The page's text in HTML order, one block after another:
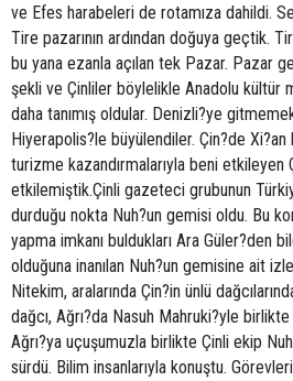
ve Efes harabeleri de rotamıza dahildi.
Tire pazarının ardından doğuya geçtik.
bu yana ezanla açılan tek Pazar. Pazar
şekli ve Çinliler böylelikle Anadolu kültür
daha tanımış oldular. Denizli?ye
Hiyerapolis?le büyülendiler. Çin?de
turizme kazandırmalarıyla beni etkileyen
etkilemiştik.Çinli gazeteci grubunun
durduğu nokta Nuh?un gemisi oldu. Bu
yapma imkanı buldukları Ara Güler?den
olduğuna inanılan Nuh?un gemisine ait
Nitekim, aralarında Çin?in ünlü
dağcı, Ağrı?da Nasuh Mahruki?yle birlikte
Ağrı?ya uçuşumuzla birlikte Çinli ekip
sürdü. Bilim insanlarıyla konuştu.